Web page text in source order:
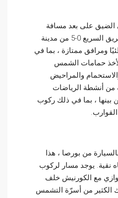
الضيق على بعد مسافة
قصيرة بالسيارة من الطريق السريع 0-5 من مدينة
ومرافق ممتازة ، بما في
حمامات الشمس
والمراحيض
من أنشطة الرياضات
بينها ، بما في ذلك ركوب
القوارب.
من بورصا ، هذا
نقية. يوجد مسار لركوب
مع الكورنيش خلف
الكثير من أسرّة التشمس